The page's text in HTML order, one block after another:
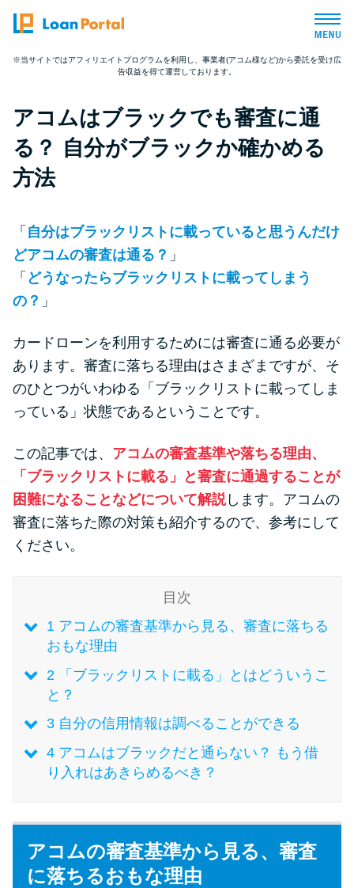
トップページ
おすすめコンテンツ
バレずに借りたい方向け
便利なコンテンツ
カードローン診断
カードローンQ&A
特集ページ
得した話
最速！最短40分で借りられるカ
特集ページ一覧
銀行カードローンを選ぶべき4つ
の理由
※当サイトではアフィリエイトプログラムを利用し、事業者(アコム様など)から委託を受け広
告収益を得て運営しております。
アコムはブラックでも審査に通
る？ 自分がブラックか確かめる
方法
「 自分はブラックリストに載っていると思うんだけ
どアコムの審査は通る？ 」
「 どうなったらブラックリストに載ってしまう
の？ 」
カードローンを利用するためには審査に通る必要が
あります。審査に落ちる理由はさまざまですが、そ
のひとつがいわゆる「ブラックリストに載ってしま
っている」状態であるということです。
この記事では、 アコムの審査基準や落ちる理由、
「ブラックリストに載る」と審査に通過することが
困難になることなどについて解説します。アコムの
審査に落ちた際の対策も紹介するので、参考にして
ください。
目次
1 アコムの審査基準から見る、審査に落ちる
おもな理由
2 「ブラックリストに載る」とはどういうこ
と？
3自分の信用情報は調べることができる
4アコムはブラックだと通らない？ もう借
り入れはあきらめるべき？
アコムの審査基準から見る、審査
に落ちるおもな理由